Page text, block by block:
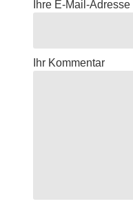
Ihre E-Mail-Adresse
Ihr Kommentar